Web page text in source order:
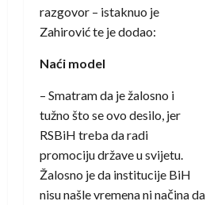
razgovor – istaknuo je
Zahirović te je dodao:
Naći model
– Smatram da je žalosno i
tužno što se ovo desilo, jer
RSBiH treba da radi
promociju države u svijetu.
Žalosno je da institucije BiH
nisu našle vremena ni načina da